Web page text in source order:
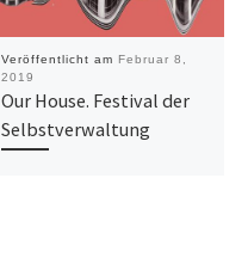
Veröffentlicht am Februar 8,
2019
Our House. Festival der
Selbstverwaltung